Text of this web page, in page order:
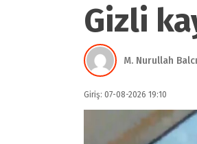
Gizli
M. Nurullah Balcı
Giriş: 07-08-2026 19:10